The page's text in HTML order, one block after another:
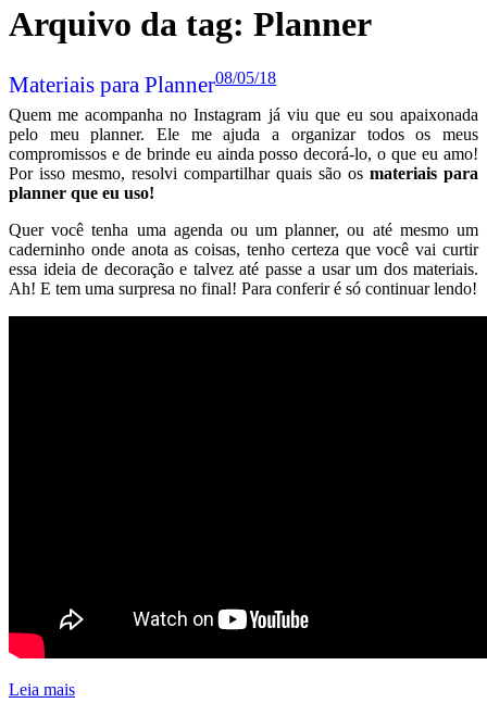
Por isso mesmo, resolvi compartilhar quais são os
planner que eu uso!
Quer você tenha uma agenda ou um planner, ou até mesmo um
caderninho onde anota as coisas, tenho certeza que você vai curtir
essa ideia de decoração e talvez até passe a usar um dos materiais.
Ah! E tem uma surpresa no final! Para conferir é só continuar lendo!
Fernanda Rebuzzi
Tags:
1 COMENTÁRIO